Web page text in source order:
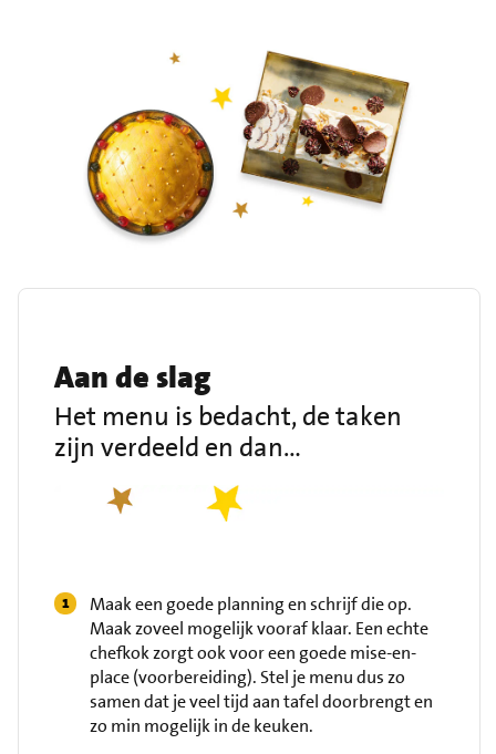
Aan de slag
Het menu is bedacht, de taken
zijn verdeeld en dan…
Maak een goede planning en schrijf die op.
Maak zoveel mogelijk vooraf klaar. Een echte
chefkok zorgt ook voor een goede mise-en-
place (voorbereiding). Stel je menu dus zo
samen dat je veel tijd aan tafel doorbrengt en
zo min mogelijk in de keuken.